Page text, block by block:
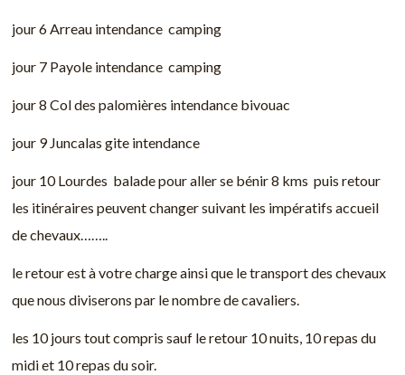
jour 6 Arreau intendance camping
jour 7 Payole intendance camping
jour 8 Col des palomières intendance bivouac
jour 9 Juncalas gite intendance
jour 10 Lourdes balade pour aller se bénir 8 kms puis retour
les itinéraires peuvent changer suivant les impératifs accueil
de chevaux……..
le retour est à votre charge ainsi que le transport des chevaux
que nous diviserons par le nombre de cavaliers.
les 10 jours tout compris sauf le retour 10 nuits, 10 repas du
midi et 10 repas du soir.